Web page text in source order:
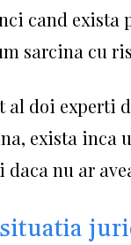
cand exista
sarcina cu
doi experti
exista inca
nu ar